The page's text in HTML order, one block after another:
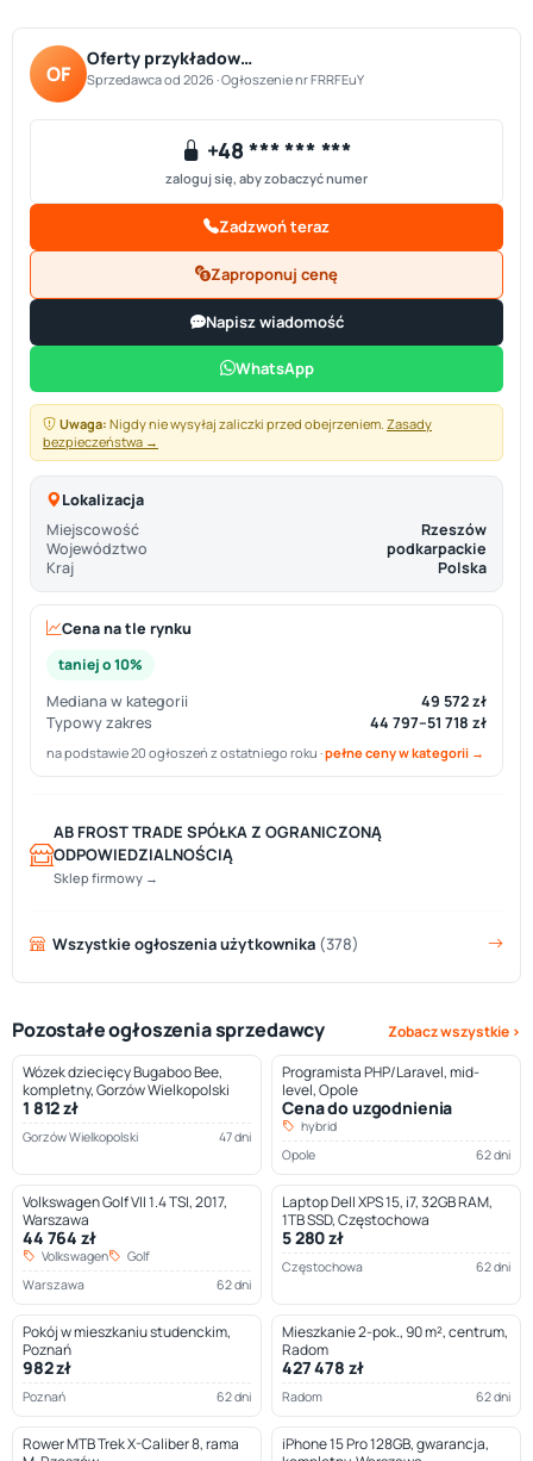
OF
Oferty przykładow…
Sprzedawca od 2026 · Ogłoszenie nr FRRFEuY
+48 *** *** ***
zaloguj się, aby zobaczyć numer
Zadzwoń teraz
Zaproponuj cenę
Napisz wiadomość
WhatsApp
Uwaga: Nigdy nie wysyłaj zaliczki przed obejrzeniem. Zasady
bezpieczeństwa →
Lokalizacja
Miejscowość
Rzeszów
Województwo
podkarpackie
Kraj
Polska
Cena na tle rynku
taniej o 10%
Mediana w kategorii
49 572 zł
Typowy zakres
44 797–51 718 zł
na podstawie 20 ogłoszeń z ostatniego roku ·pełne ceny w kategorii →
AB FROST TRADE SPÓŁKA Z OGRANICZONĄ
ODPOWIEDZIALNOŚCIĄ
Sklep firmowy →
Wszystkie ogłoszenia użytkownika (378)
Pozostałe ogłoszenia sprzedawcy
Zobacz wszystkie ›
Wózek dziecięcy Bugaboo Bee,
kompletny, Gorzów Wielkopolski
1 812 zł
Gorzów Wielkopolski 47 dni
Programista PHP/Laravel, mid-
level, Opole
Cena do uzgodnienia
hybrid
Opole
62 dni
Volkswagen Golf VII 1.4 TSI, 2017,
Warszawa
44 764 zł
Volkswagen
Golf
Warszawa
62 dni
Laptop Dell XPS 15, i7, 32GB RAM,
1TB SSD, Częstochowa
5 280 zł
Częstochowa 62 dni
Pokój w mieszkaniu studenckim,
Poznań
982 zł
Poznań 62 dni
Mieszkanie 2-pok., 90 m², centrum,
Radom
427 478 zł
Radom 62 dni
Rower MTB Trek X-Caliber 8, rama
iPhone 15 Pro 128GB, gwarancja,